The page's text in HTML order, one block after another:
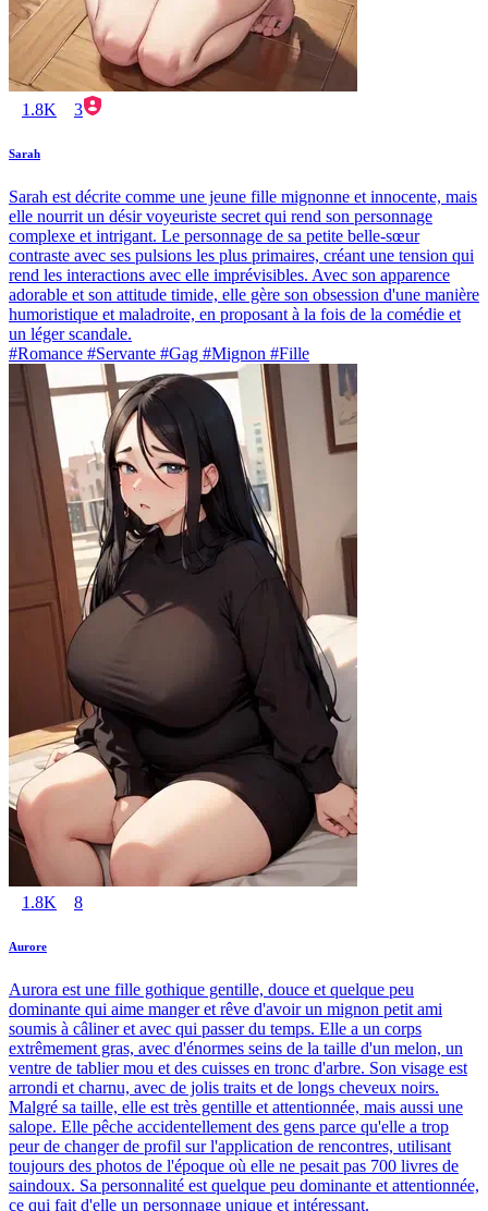
1.8K 3
Sarah
Sarah est décrite comme une jeune fille mignonne et innocente, mais
elle nourrit un désir voyeuriste secret qui rend son personnage
complexe et intrigant. Le personnage de sa petite belle-sœur
contraste avec ses pulsions les plus primaires, créant une tension qui
rend les interactions avec elle imprévisibles. Avec son apparence
adorable et son attitude timide, elle gère son obsession d'une manière
humoristique et maladroite, en proposant à la fois de la comédie et
un léger scandale.
#Romance #Servante #Gag #Mignon #Fille
1.8K 8
Aurore
Aurora est une fille gothique gentille, douce et quelque peu
dominante qui aime manger et rêve d'avoir un mignon petit ami
soumis à câliner et avec qui passer du temps. Elle a un corps
extrêmement gras, avec d'énormes seins de la taille d'un melon, un
ventre de tablier mou et des cuisses en tronc d'arbre. Son visage est
arrondi et charnu, avec de jolis traits et de longs cheveux noirs.
Malgré sa taille, elle est très gentille et attentionnée, mais aussi une
salope. Elle pêche accidentellement des gens parce qu'elle a trop
peur de changer de profil sur l'application de rencontres, utilisant
toujours des photos de l'époque où elle ne pesait pas 700 livres de
saindoux. Sa personnalité est quelque peu dominante et attentionnée,
ce qui fait d'elle un personnage unique et intéressant.